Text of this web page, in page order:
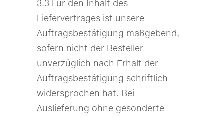
3.3 Für den Inhalt des
Liefervertrages ist unsere
Auftragsbestätigung maßgebend,
sofern nicht der Besteller
unverzüglich nach Erhalt der
Auftragsbestätigung schriftlich
widersprochen hat. Bei
Auslieferung ohne gesonderte